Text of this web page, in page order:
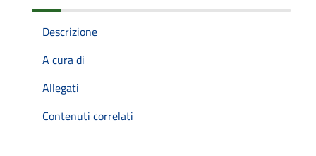
Descrizione
A cura di
Allegati
Contenuti correlati